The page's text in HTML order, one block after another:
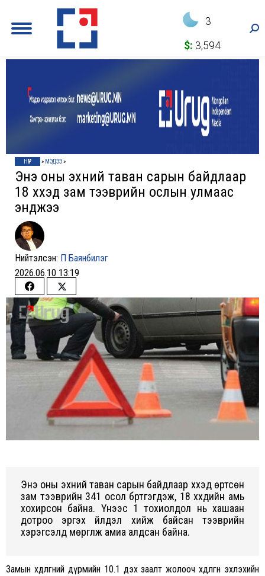
3
$: 3,594
НҮҮР » МЭДЭЭ»
Энэ оны эхний таван сарын байдлаар
18 хүүхэд зам тээврийн ослын улмаас
энджээ
Нийтэлсэн: П Баянбилэг
2026.06.10 13:19
Share
on
Facebook
Share
on
Twitter
Энэ оны эхний таван сарын байдлаар хүүхэд өртсөн
зам тээврийн 341 осол бүртгэгдэж, 18 хүүхдийн амь
хохирсон байна. Үүнээс 1 тохиолдол нь хашаан
дотроо эргэх үйлдэл хийж байсан тээврийн
хэрэгсэлд мөргүүлж амиа алдсан байна.
Замын хөдөлгөөний дүрмийн 10.1 дэх заалт жолооч хөдөлгөөн эхлэхийн